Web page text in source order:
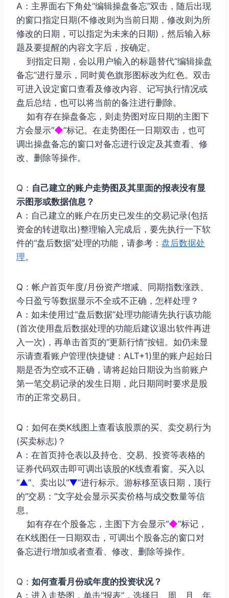
A：主界面右下角处“编辑操盘备忘”双击，随后出现
的窗口指定日期(不修改则为当前日期，修改则为所
修改的日期，可以指定为未来的日期)，然后输入标
题及要提醒的内容文字后，按确定。
到指定日期，会以用户输入的标题替代“编辑操盘
备忘”进行显示，同时黄色旗形图标改为红色。双击
可进入设定窗口查看及修改内容、记写执行情况或
盘后总结，也可以将当前的备注进行删除。
如有存在操盘备忘，则走势图对应日期的主图下
方会显示“◆”标记。在走势图任一日期双击，也可
调出操盘备忘的窗口对备忘进行设定及其查看、修
改、删除等操作。
Q： 自己建立的账户走势图及其里面的报表没有显
示图形或数据信息？
A：自己建立的账户在历史已发生的交易记录(包括
资金的转进取出)整理输入完成后，要先执行一下软
件的“盘后数据”处理的功能，请参考： 盘后数据处
理。
Q：帐户首页年度/月份资产增减、同期指数涨跌、
今日盈亏等数据显示不全或不正确，怎样处理？
A：如未使用过“盘后数据”处理功能请先执行该功能
(首次使用盘后数据处理的功能后建议退出软件再进
入一次)，再单击首页的“更新行情”按钮。如仍未显
示请查看账户管理(快捷键：ALT+1)里的账户起始日
期是否为空或不正确，请将起始日期设为当前账户
第一笔交易记录的发生日期，此日期同时要求是股
市的正常交易日。
Q：如何在类K线图上查看该股票的买、卖交易行为
(买卖标志)？
A：在首页持仓表以及持仓、交易、投资等表格的
证券代码双击即可调出该股的K线查看窗。买入以
“▲”、卖出以“▼”进行标示。游标移至该日期，顶行
的“交易：”文字处会显示买卖价格与成交数量等信
息。
如有存在个股备忘，主图下方会显示“◆”标记，
在K线图任一日期双击，可调出个股备忘的窗口对
备忘进行增加或者查看、修改、删除等操作。
Q： 如何查看月份或年度的投资状况？
A：进入走势图，单击“报表”，选择日、周、月、年